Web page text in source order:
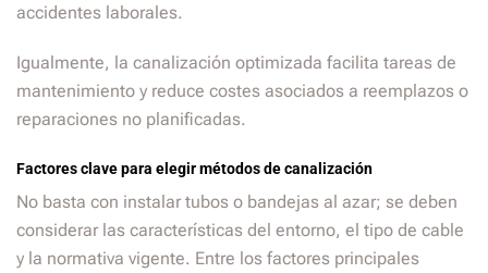
accidentes laborales.
Igualmente, la canalización optimizada facilita tareas de
mantenimiento y reduce costes asociados a reemplazos o
reparaciones no planificadas.
Factores clave para elegir métodos de canalización
No basta con instalar tubos o bandejas al azar; se deben
considerar las características del entorno, el tipo de cable
y la normativa vigente. Entre los factores principales